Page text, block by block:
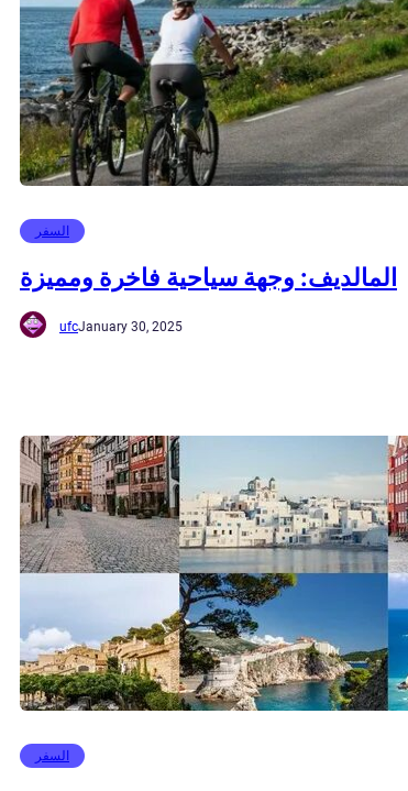
السفر
المالديف: وجهة سياحية فاخرة ومميزة
ufcJanuary 30, 2025
السفر